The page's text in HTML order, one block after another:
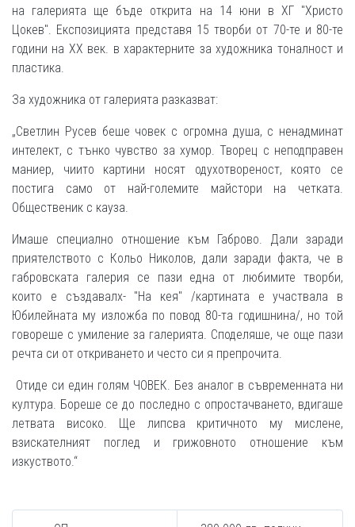
на галерията ще бъде открита на 14 юни в ХГ "Христо
Цокев". Експозицията представя 15 творби от 70-те и 80-те
години на ХХ век. в характерните за художника тоналност и
пластика.
За художника от галерията разказват:
„Светлин Русев беше човек с огромна душа, с ненадминат
интелект, с тънко чувство за хумор. Творец с неподправен
маниер, чиито картини носят одухотвореност, която се
постига само от най-големите майстори на четката.
Общественик с кауза.
Имаше специално отношение към Габрово. Дали заради
приятелството с Кольо Николов, дали заради факта, че в
габровската галерия се пази една от любимите творби,
които е създавалх- "На кея" /картината е участвала в
Юбилейната му изложба по повод 80-та годишнина/, но той
говореше с умиление за галерията. Споделяше, че още пази
речта си от откриването и често си я препрочита.
Отиде си един голям ЧОВЕК. Без аналог в съвременната ни
култура. Бореше се до последно с опростачването, вдигаше
летвата високо. Ще липсва критичното му мислене,
взискателният поглед и грижовното отношение към
изкуството.“